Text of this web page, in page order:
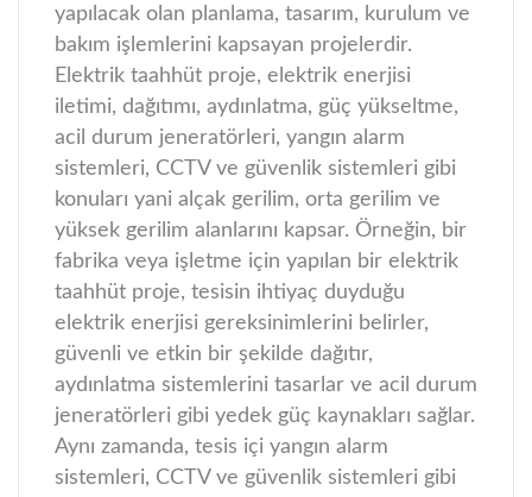
yapılacak olan planlama, tasarım, kurulum ve
bakım işlemlerini kapsayan projelerdir.
Elektrik taahhüt proje, elektrik enerjisi
iletimi, dağıtımı, aydınlatma, güç yükseltme,
acil durum jeneratörleri, yangın alarm
sistemleri, CCTV ve güvenlik sistemleri gibi
konuları yani alçak gerilim, orta gerilim ve
yüksek gerilim alanlarını kapsar. Örneğin, bir
fabrika veya işletme için yapılan bir elektrik
taahhüt proje, tesisin ihtiyaç duyduğu
elektrik enerjisi gereksinimlerini belirler,
güvenli ve etkin bir şekilde dağıtır,
aydınlatma sistemlerini tasarlar ve acil durum
jeneratörleri gibi yedek güç kaynakları sağlar.
Aynı zamanda, tesis içi yangın alarm
sistemleri, CCTV ve güvenlik sistemleri gibi